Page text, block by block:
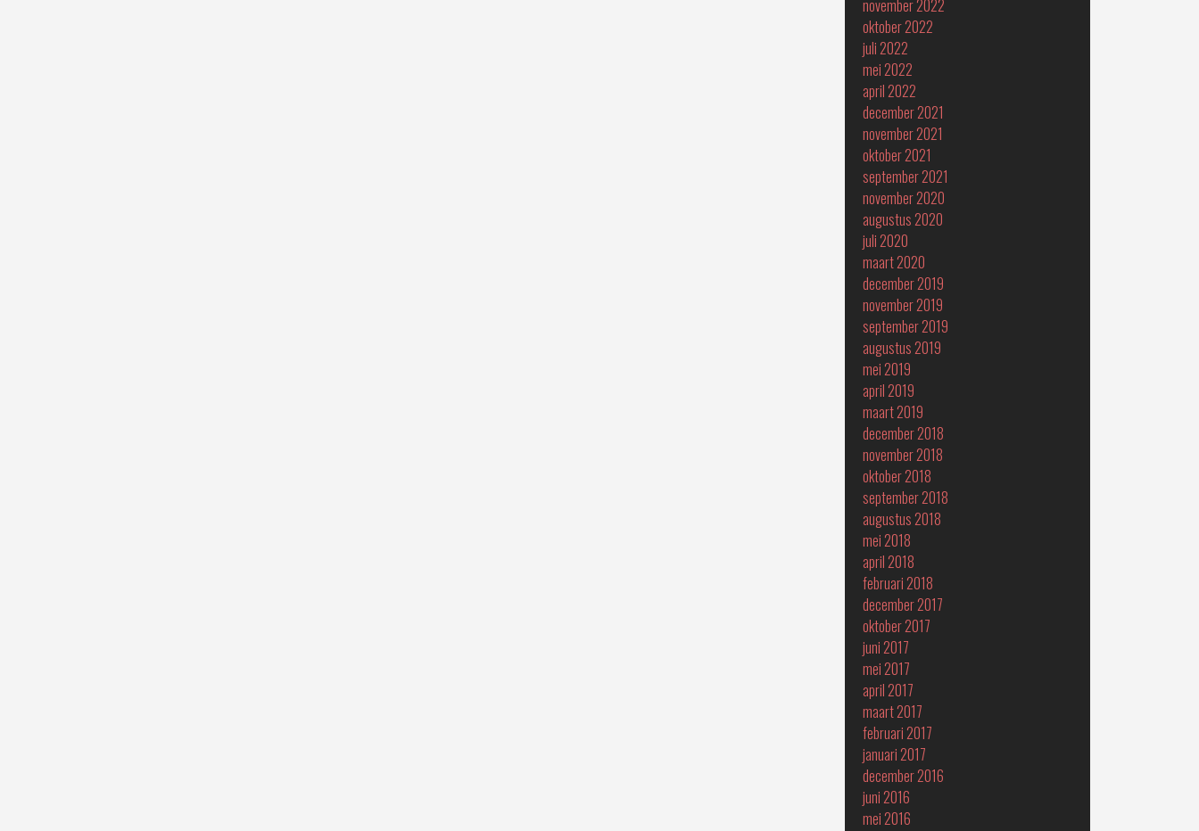
november 2022
oktober 2022
juli 2022
mei 2022
april 2022
december 2021
november 2021
oktober 2021
september 2021
november 2020
augustus 2020
juli 2020
maart 2020
december 2019
november 2019
september 2019
augustus 2019
mei 2019
april 2019
maart 2019
december 2018
november 2018
oktober 2018
september 2018
augustus 2018
mei 2018
april 2018
februari 2018
december 2017
oktober 2017
juni 2017
mei 2017
april 2017
maart 2017
februari 2017
januari 2017
december 2016
juni 2016
mei 2016